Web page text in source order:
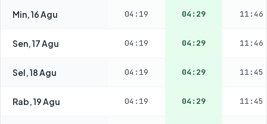
Min, 16 Agu 04:19 04:29 11:46
Sen, 17 Agu 04:19 04:29 11:46
Sel, 18 Agu 04:19 04:29 11:45
Rab, 19 Agu 04:19 04:29 11:45